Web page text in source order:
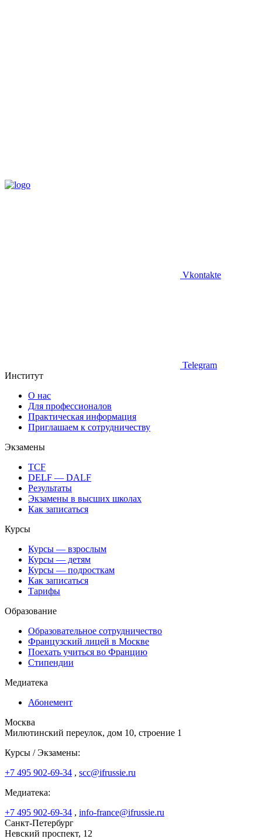
Vkontakte
Telegram
Институт
О нас
Для профессионалов
Практическая информация
Приглашаем к сотрудничеству
Экзамены
TCF
DELF — DALF
Результаты
Экзамены в высших школах
Как записаться
Курсы
Курсы — взрослым
Курсы — детям
Курсы — подросткам
Как записаться
Тарифы
Образование
Образовательное сотрудничество
Французский лицей в Москве
Поехать учиться во Францию
Стипендии
Медиатека
Абонемент
Москва
Милютинский переулок, дом 10, строение 1
Курсы / Экзамены:
+7 495 902-69-34 , scc@ifrussie.ru
Медиатека:
+7 495 902-69-34 , info-france@ifrussie.ru
Санкт-Петербург
Невский проспект, 12